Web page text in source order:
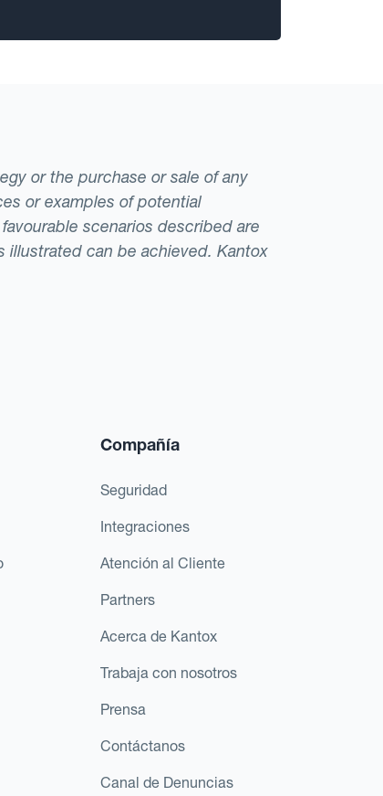
or the purchase or sale of any
or examples of potential
scenarios described are
can be achieved. Kantox
Compañía
Seguridad
Integraciones
Atención al Cliente
Partners
Acerca de Kantox
Trabaja con nosotros
Prensa
Contáctanos
Canal de Denuncias